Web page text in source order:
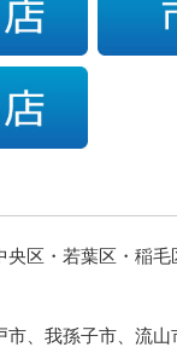
区・若葉区・稲毛
、我孫子市、流山